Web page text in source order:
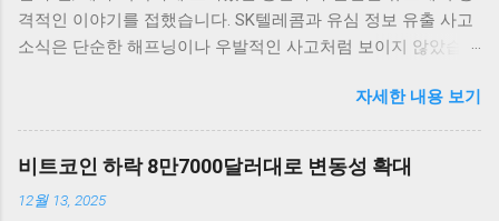
5% 이상 상승하면서 투자자들에게 희망적인 신호를 전달했습
니다. 이처럼 주요 암호화폐들이 시장의 심리에 따라 빠르게 반
의가 필요합니다. 그 외에도 이더리움, 리플 등 다른 암호화폐들
도 비슷한 패턴을 보이고 있습니다. 이러한 상황에서 암호화폐
투자자들은 앞으로 금리가 어떻게 변화할지를 주의 깊게 지켜
상승할 수 있을지에 대한 불확실성이 여전히 존재하기 때문입
격적인 이야기를 접했습니다. SK텔레콤과 유심 정보 유출 사고
소식은 단순한 해프닝이나 우발적인 사고처럼 보이지 않았습니
잡았던 SK텔레콤이 이렇게 큰 신뢰의 위기를 맞게 된 건, 통신
사와 데이터를 이용하는 저희 같은 평범한 사용자들에게도 큰
불안을 안겨주었습니다. 무엇보다 정부가 ‘신규 가입 중단’이라
는 초강수 행정지도를 내렸다는 점이 머릿속에서 오랫동안 떠
나지 않았습니다. 이 결정은 그 자체로도 놀라웠지만, 더 나아가
자세한 내용 보기
비트코인 하락 8만7000달러대로 변동성 확대
12월 13, 2025